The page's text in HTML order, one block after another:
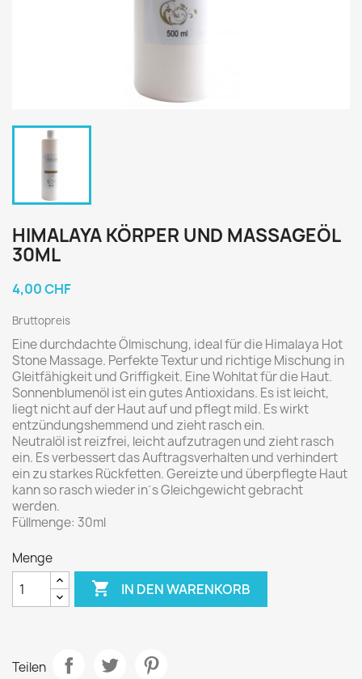
HIMALAYA KÖRPER UND MASSAGEÖL
30ML
4,00 CHF
Bruttopreis
Eine durchdachte Ölmischung, ideal für die Himalaya Hot
Stone Massage. Perfekte Textur und richtige Mischung in
Gleitfähigkeit und Griffigkeit. Eine Wohltat für die Haut.
Sonnenblumenöl ist ein gutes Antioxidans. Es ist leicht,
liegt nicht auf der Haut auf und pflegt mild. Es wirkt
entzündungshemmend und zieht rasch ein.
Neutralöl ist reizfrei, leicht aufzutragen und zieht rasch
ein. Es verbessert das Auftragsverhalten und verhindert
ein zu starkes Rückfetten. Gereizte und überpflegte Haut
kann so rasch wieder in´s Gleichgewicht gebracht
werden.
Füllmenge: 30ml
Menge
 IN DEN WARENKORB
Teilen